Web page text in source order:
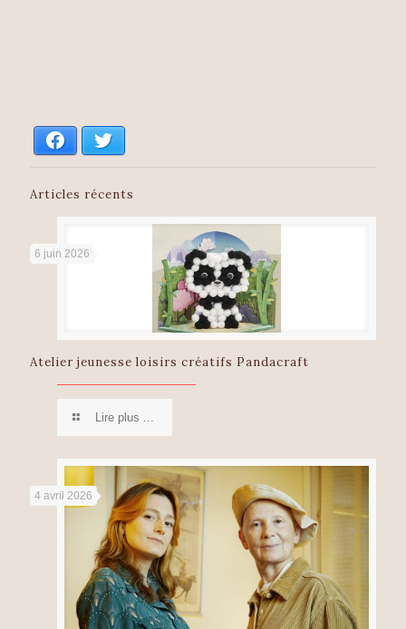
Facebook
Articles récents
6 juin 2026
Atelier jeunesse loisirs créatifs Pandacraft
Lire plus ...
4 avril 2026